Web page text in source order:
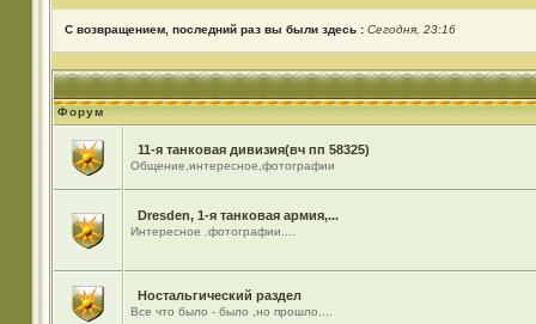
С возвращением, последний раз вы были здесь : Сегодня, 23:16
Форум
11-я танковая дивизия(вч пп 58325)
Общение,интересное,фотографии
Dresden, 1-я танковая армия,...
Интересное .фотографии....
Ностальгический раздел
Все что было - было ,но прошло....